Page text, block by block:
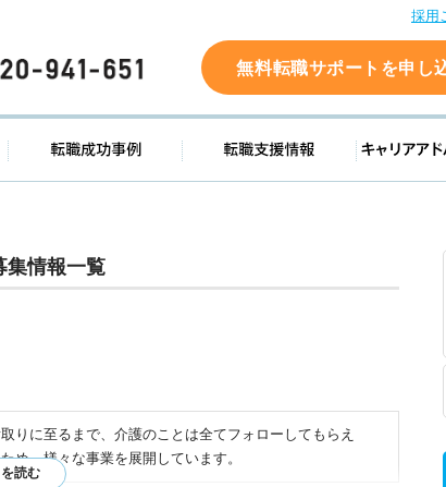
採用
0120-941-651 無料転職サポートを申し
求人検索 転職成功事例 転職支援情報
集情報一覧
りに至るまで、介護のことは全てフォローしてもらえ
め、様々な事業を展開しています。